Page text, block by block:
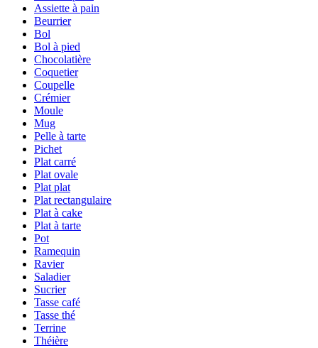
Assiette à pain
Beurrier
Bol
Bol à pied
Chocolatière
Coquetier
Coupelle
Crémier
Moule
Mug
Pelle à tarte
Pichet
Plat carré
Plat ovale
Plat plat
Plat rectangulaire
Plat à cake
Plat à tarte
Pot
Ramequin
Ravier
Saladier
Sucrier
Tasse café
Tasse thé
Terrine
Théière